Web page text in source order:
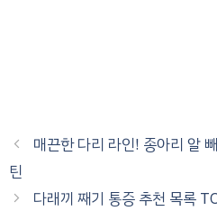
매끈한 다리 라인! 종아리 알
틴
다래끼 째기 통증 추천 목록